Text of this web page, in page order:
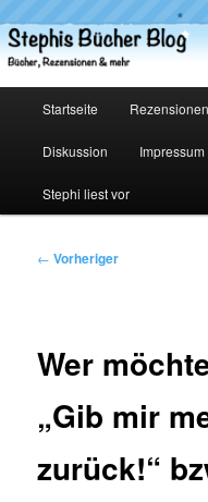
primären
Inhalt
Stephis
Startseite Rezensionen
Diskussion Impressum
Stephi liest vor
Beitragsnavigation
← Vorheriger
Wer
„Gib mir
zurück!“